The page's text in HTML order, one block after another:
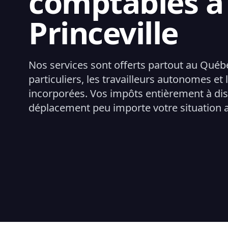
Princeville
Nos services sont offerts partout au
particuliers, les travailleurs autonomes et
incorporées. Vos impôts entièrement à
déplacement peu importe votre situation